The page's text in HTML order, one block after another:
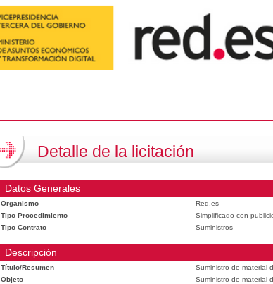
Detalle de la licitación
Datos Generales
Organismo
Red.es
Tipo Procedimiento
Simplificado con
Tipo Contrato
Suministros
Descripción
Título/Resumen
Suministro de material
Objeto
Suministro de material